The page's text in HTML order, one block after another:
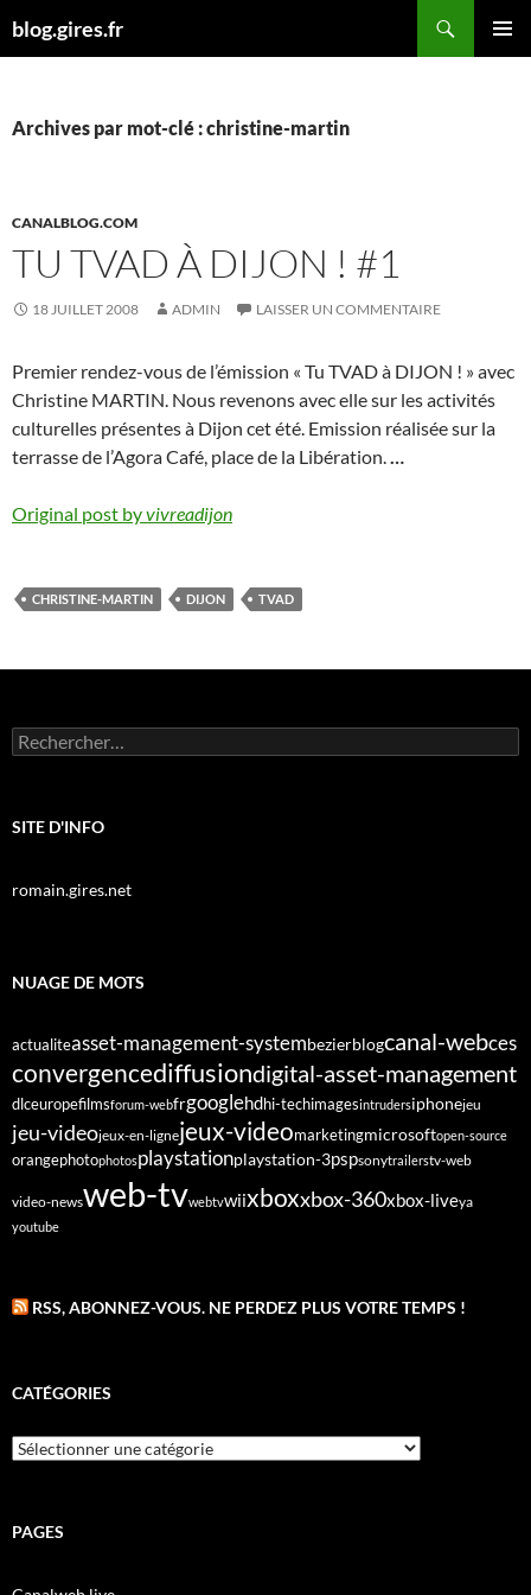
aublog.gires.fr
Archives par mot-clé : christine-martin
CANALBLOG.COM
TU TVAD À DIJON ! #1
18 JUILLET 2008 ADMIN LAISSER UN COMMENTAIRE
Premier rendez-vous de l’émission « Tu TVAD à DIJON ! » avec
Christine MARTIN. Nous revenons avec elle sur les activités
culturelles présentes à Dijon cet été. Emission réalisée sur la
terrasse de l’Agora Café, place de la Libération.…
Original post byvivreadijon
CHRISTINE-MARTIN DIJON TVAD
Rechercher :
SITE D'INFO
romain.gires.net
NUAGE DE MOTS
actualiteasset-management-systembezierblogcanal-webces
convergencediffusiondigital-asset-management
dlceuropefilmsforum-webfrgooglehdhi-techimagesintrudersiphonejeu
jeu-videojeux-en-lignejeux-videomarketingmicrosoftopen-source
orangephotophotosplaystationplaystation-3pspsonytrailerstv-web
video-newsweb-tvwebtvwiixboxxbox-360xbox-liveya
youtube
RSS, ABONNEZ-VOUS. NE PERDEZ PLUS VOTRE TEMPS !
CATÉGORIES
Catégories
PAGES